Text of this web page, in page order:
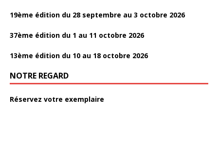
19ème édition du 28 septembre au 3 octobre 2026
37ème édition du 1 au 11 octobre 2026
13ème édition du 10 au 18 octobre 2026
NOTRE REGARD
Réservez votre exemplaire